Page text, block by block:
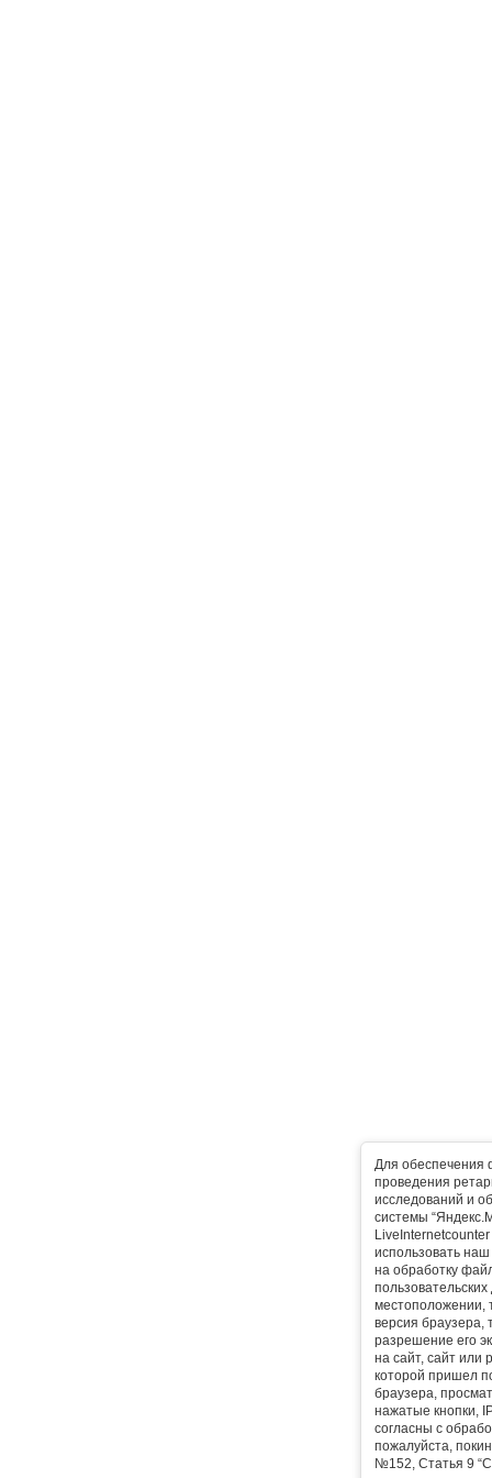
Для обеспечения
проведения
исследований и
системы
использовать
на обработку
местоположении,
версия браузера,
разрешение его
на сайт, сайт или
которой пришел
браузера,
нажатые кнопки,
согласны с
пожалуйста,
№152, Статья 9